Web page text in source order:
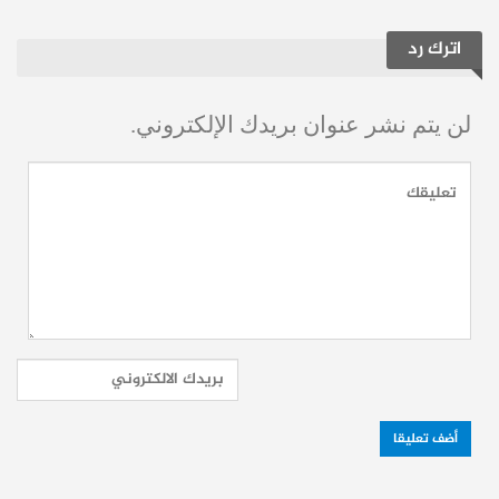
استقطاب صناعات واعدة واستثمارات
تطوير منظومة النقل والخدمات اللوجستية.
دعم قطاع السياحة واستقطاب رجال
أعمال أجانب.
ما يعزز الأمل بإعادة بناء الاقتصاد المحلي في
تحديات على الأرض
اترك رد
لن يتم نشر عنوان بريدك الإلكتروني.